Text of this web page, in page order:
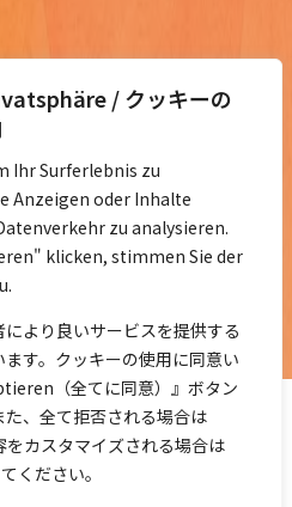
/ クッキーの
Ihr Surferlebnis zu
Anzeigen oder Inhalte
zu analysieren.
klicken, stimmen Sie der
より良いサービスを提供する
す。クッキーの使用に同意い
（全てに同意）』ボタン
、全て拒否される場合は
カスタマイズされる場合は
ください。
バー